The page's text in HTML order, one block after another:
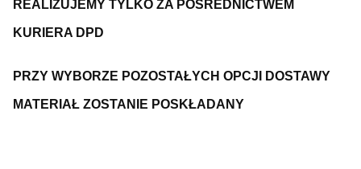
REALIZUJEMY TYLKO ZA POŚREDNICTWEM
KURIERA DPD
PRZY WYBORZE POZOSTAŁYCH OPCJI DOSTAWY
MATERIAŁ ZOSTANIE POSKŁADANY